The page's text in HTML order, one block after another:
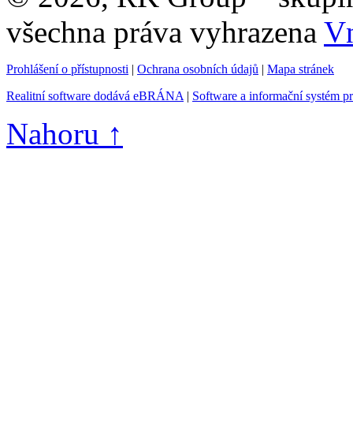
všechna práva vyhrazena
Prohlášení o přístupnosti | Ochrana osobních údajů | Mapa stránek
Realitní software dodává eBRÁNA | Software a informační systém
Nahoru ↑